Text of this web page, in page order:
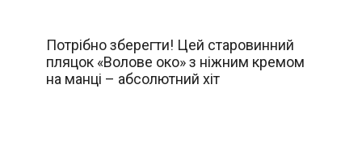
Потрібно зберегти! Цей старовинний
пляцок «Волове око» з ніжним кремом
на манці – абсолютний хіт